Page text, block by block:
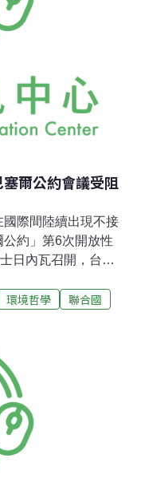
外輸出和香港特區
出的管制措施作出
香港特區向國外輸
爾公約會議受阻
際間陸續出現不接
約」第6次開放性
日內瓦召開，台灣
者會表示，巴塞爾
務之環保國際公
護遭受政治污染，
處於9月3日7日期
作小組會議，台灣
外，並加強與各國
效經驗。9月2日，
手續時，遭聯合國
護照為由，拒絕受
環境哲學
聯合國